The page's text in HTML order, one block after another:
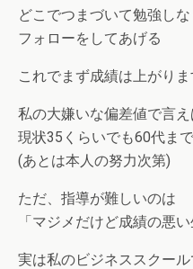
どこでつまづいて勉強し
フォローをしてあげる
これでまず成績は上がりま
私の大嫌いな偏差値で言え
現状35くらいでも60代ま
(あとは本人の努力次第)
ただ、指導が難しいのは
「マジメだけど成績の悪
実は私のビジネススクール